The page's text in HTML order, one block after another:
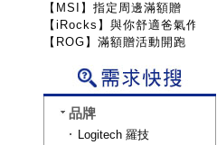
【MSI】指定周邊滿額贈
【iRocks】與你舒適爸氣作戰!
【ROG】滿額贈活動開跑
品牌
Logitech 羅技